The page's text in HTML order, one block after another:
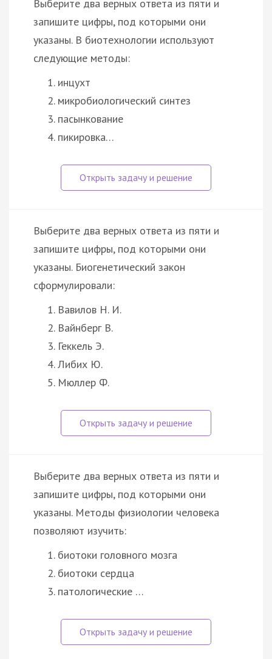
Выберите два верных ответа из пяти и
запишите цифры, под которыми они
указаны. В биотехнологии используют
следующие методы:
инцухт
микробиологический синтез
пасынкование
пикировка…
Выберите два верных ответа из пяти и
запишите цифры, под которыми они
указаны. Биогенетический закон
сформулировали:
Вавилов Н. И.
Вайнберг В.
Геккель Э.
Либих Ю.
Мюллер Ф.
Выберите два верных ответа из пяти и
запишите цифры, под которыми они
указаны. Методы физиологии человека
позволяют изучить:
биотоки головного мозга
биотоки сердца
патологические …